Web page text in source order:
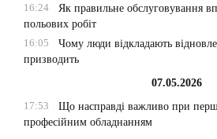
16:24
Як правильне обслуговування
польових робіт
16:05
Чому люди відкладають
призводить
07.05.2026
17:53
Що насправді важливо при
професійним обладнанням